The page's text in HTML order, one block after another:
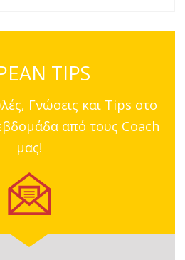
TIPS
Γνώσεις και Tips στο
από τους Coach
μας!